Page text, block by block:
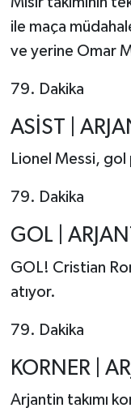
ile maça
ve yerine Omar
79. Dakika
ASİST |
Lionel Messi, gol
79. Dakika
GOL |
GOL! Cristian
atıyor.
79. Dakika
KORNER |
Arjantin takımı